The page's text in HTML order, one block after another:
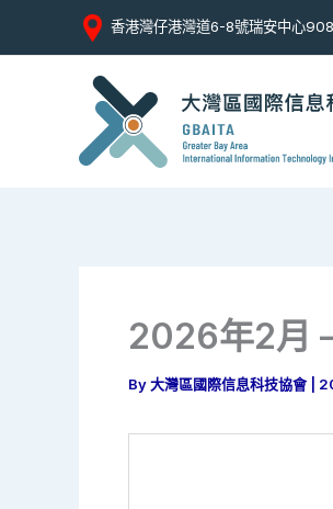
香港灣仔港灣道6-8號瑞安中心
2026年2月
By大灣區國際信息科技協會